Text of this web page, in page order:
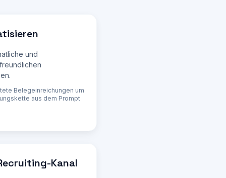
und
Belegeinreichungen um
aus dem Prompt
Kanal